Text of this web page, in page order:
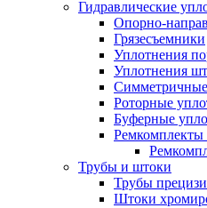
Гидравлические
Опорно-
Грязесъемники
Уплотнения
Уплотнения
Роторные
Буферные
Ремкомплекты
Трубы и штоки
Трубы
Штоки